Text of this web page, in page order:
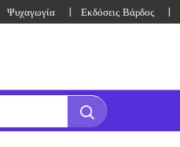
Ψυχαγωγία Εκδόσεις Βάρδος